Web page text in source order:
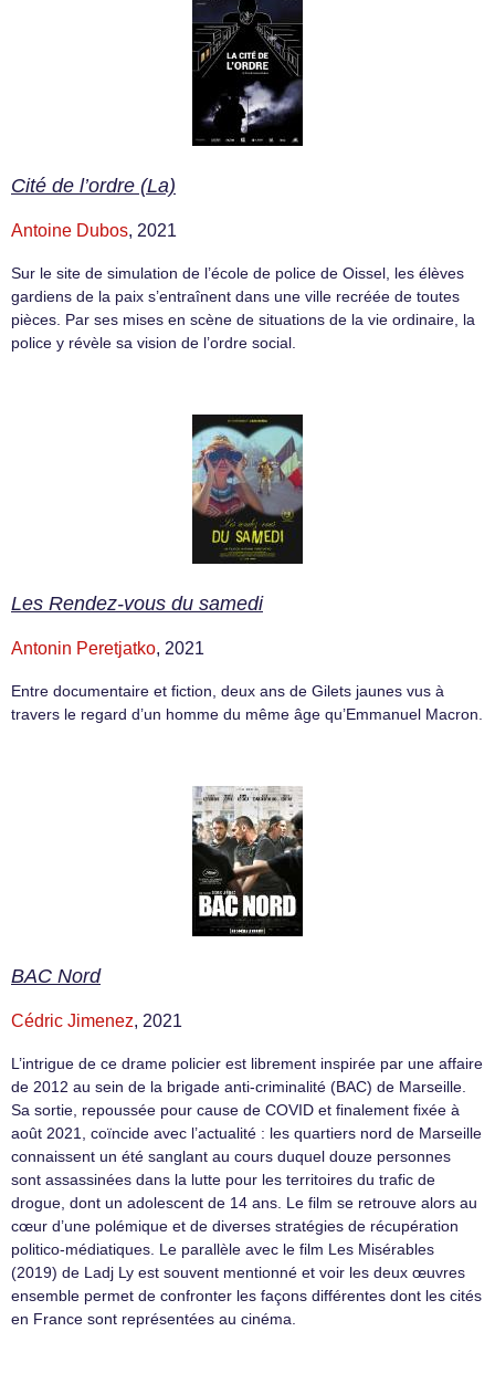
Cité de l’ordre (La)
Antoine Dubos, 2021
Sur le site de simulation de l’école de police de Oissel, les élèves
gardiens de la paix s’entraînent dans une ville recréée de toutes
pièces. Par ses mises en scène de situations de la vie ordinaire, la
police y révèle sa vision de l’ordre social.
Les Rendez-vous du samedi
Antonin Peretjatko, 2021
Entre documentaire et fiction, deux ans de Gilets jaunes vus à
travers le regard d’un homme du même âge qu’Emmanuel Macron.
BAC Nord
Cédric Jimenez, 2021
L’intrigue de ce drame policier est librement inspirée par une affaire
de 2012 au sein de la brigade anti-criminalité (BAC) de Marseille.
Sa sortie, repoussée pour cause de COVID et finalement fixée à
août 2021, coïncide avec l’actualité : les quartiers nord de Marseille
connaissent un été sanglant au cours duquel douze personnes
sont assassinées dans la lutte pour les territoires du trafic de
drogue, dont un adolescent de 14 ans. Le film se retrouve alors au
cœur d’une polémique et de diverses stratégies de récupération
politico-médiatiques. Le parallèle avec le film Les Misérables
(2019) de Ladj Ly est souvent mentionné et voir les deux œuvres
ensemble permet de confronter les façons différentes dont les cités
en France sont représentées au cinéma.